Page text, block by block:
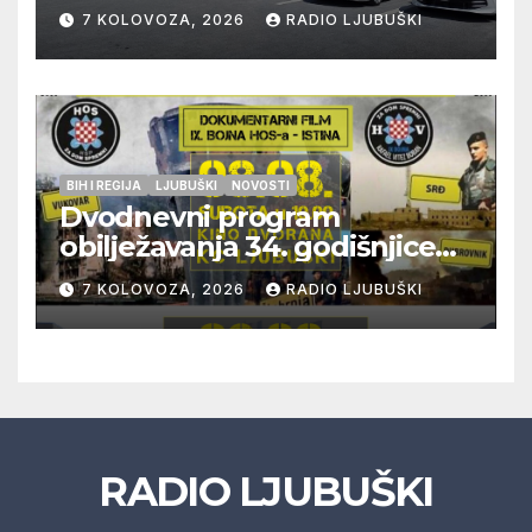
policije
7 KOLOVOZA, 2026 RADIO LJUBUŠKI
BIH I REGIJA LJUBUŠKI NOVOSTI
Dvodnevni program
obilježavanja 34. godišnjice
pogibije generala Blaža
Kraljevića i osmorice
pripadnika HOS-a
7 KOLOVOZA, 2026 RADIO LJUBUŠKI
RADIO LJUBUŠKI